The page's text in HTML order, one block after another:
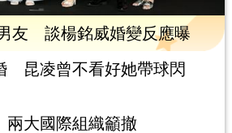
友 談楊銘威婚變反應曝
昆凌曾不看好她帶球閃
大國際組織籲撤